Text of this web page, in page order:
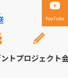
YouTube
トプロジェクト